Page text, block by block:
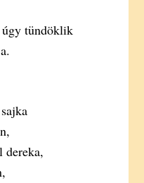
tündöklik
dereka,